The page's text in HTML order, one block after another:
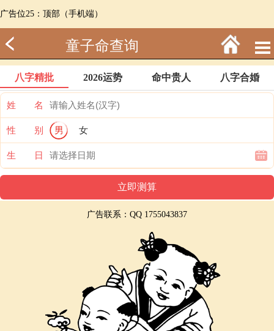
广告位25：顶部（手机端）
童子命查询
八字精批 2026运势 命中贵人 八字合婚
姓 名
性 别 男 女
生 日
广告联系：QQ 1755043837